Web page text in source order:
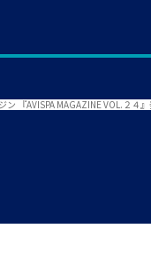
『AVISPA MAGAZINE VOL.２４